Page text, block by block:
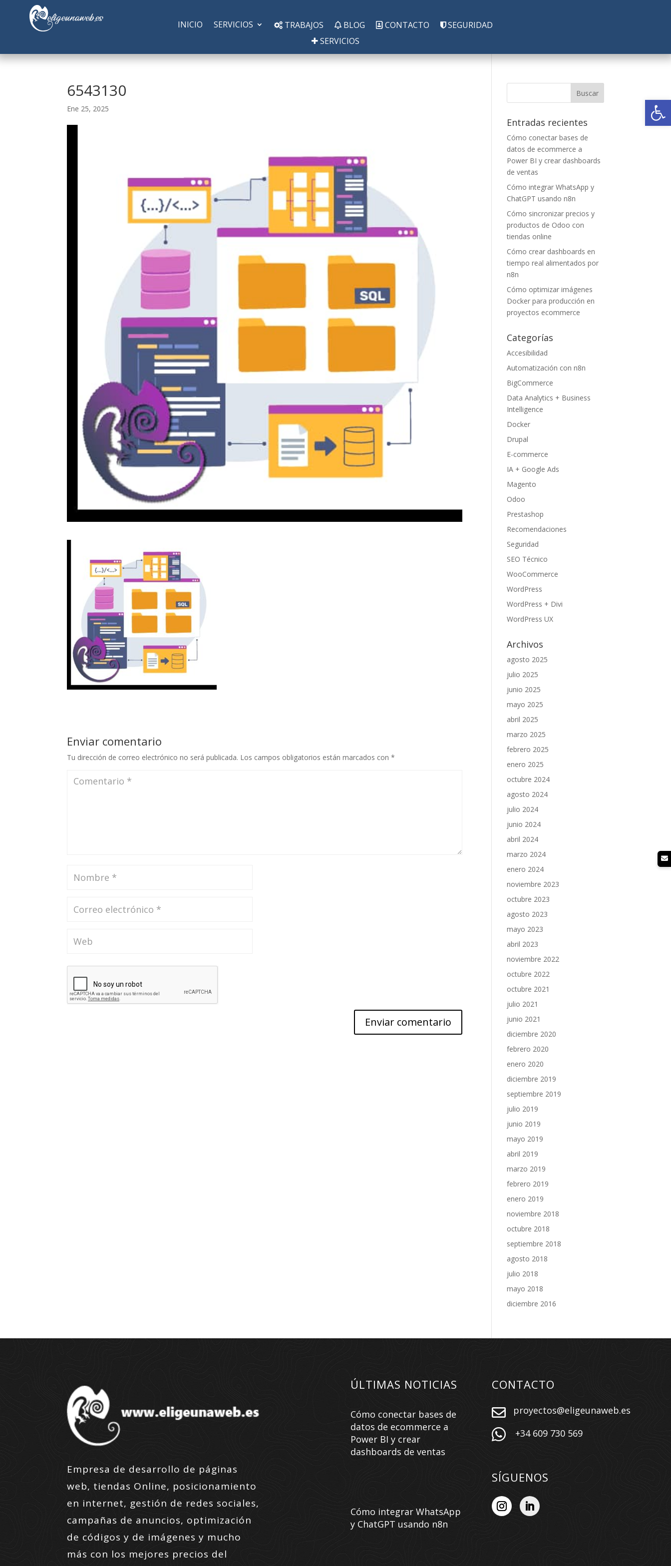
INICIO SERVICIOS TRABAJOS BLOG CONTACTO
SEGURIDAD
SERVICIOS
6543130
Ene 25, 2025
Enviar comentario
Tu dirección de correo electrónico no será publicada. Los campos obligatorios están marcados con*
Entradas recientes
Cómo conectar bases de
datos de ecommerce a
Power BI y crear dashboards
de ventas
Cómo integrar WhatsApp y
ChatGPT usando n8n
Cómo sincronizar precios y
productos de Odoo con
tiendas online
Cómo crear dashboards en
tiempo real alimentados por
n8n
Cómo optimizar imágenes
Docker para producción en
proyectos ecommerce
Categorías
Accesibilidad
Automatización con n8n
BigCommerce
Data Analytics + Business
Intelligence
Docker
Drupal
E-commerce
IA + Google Ads
Magento
Odoo
Prestashop
Recomendaciones
Seguridad
SEO Técnico
WooCommerce
WordPress
WordPress + Divi
WordPress UX
Archivos
agosto 2025
julio 2025
junio 2025
mayo 2025
abril 2025
marzo 2025
febrero 2025
enero 2025
octubre 2024
agosto 2024
julio 2024
junio 2024
abril 2024
marzo 2024
enero 2024
noviembre 2023
octubre 2023
agosto 2023
mayo 2023
abril 2023
noviembre 2022
octubre 2022
octubre 2021
julio 2021
junio 2021
diciembre 2020
febrero 2020
enero 2020
diciembre 2019
septiembre 2019
julio 2019
junio 2019
mayo 2019
abril 2019
marzo 2019
febrero 2019
enero 2019
noviembre 2018
octubre 2018
septiembre 2018
agosto 2018
julio 2018
mayo 2018
diciembre 2016
Empresa de desarrollo de páginas
web, tiendas Online, posicionamiento
en internet, gestión de redes sociales,
campañas de anuncios, optimización
de códigos y de imágenes y mucho
más con los mejores precios del
ÚLTIMAS NOTICIAS
Cómo conectar bases de
datos de ecommerce a
Power BI y crear
dashboards de ventas
Cómo integrar WhatsApp
y ChatGPT usando n8n
CONTACTO
 proyectos@eligeunaweb.es
 +34 609 730 569
SÍGUENOS